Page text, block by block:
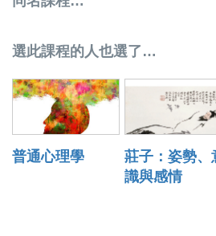
選此課程的人也選了…
普通心理學
莊子：姿勢、
識與感情